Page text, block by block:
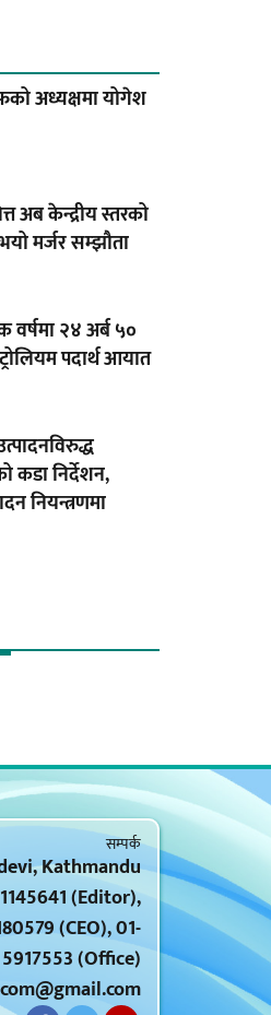
अध्यक्षमा योगेश
अब केन्द्रीय स्तरको
मर्जर सम्झौता
वर्षमा २४ अर्ब ५०
पदार्थ आयात
कडा निर्देशन,
नियन्त्रणमा
सम्पर्क
Kathmandu
(Editor),
(CEO), 01-
5917553 (Office)